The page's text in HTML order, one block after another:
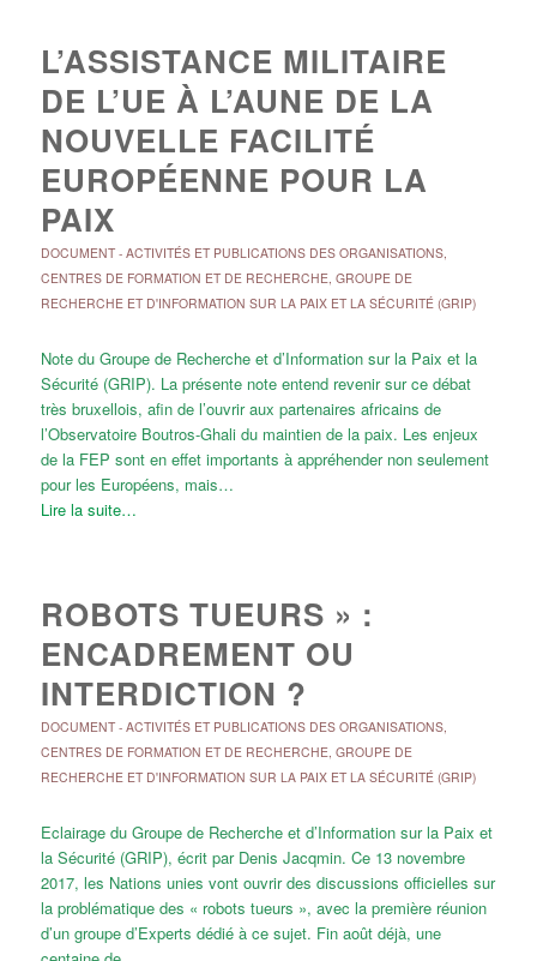
L’ASSISTANCE MILITAIRE
DE L’UE À L’AUNE DE LA
NOUVELLE FACILITÉ
EUROPÉENNE POUR LA
PAIX
DOCUMENT- ACTIVITÉS ET PUBLICATIONS DES ORGANISATIONS,
CENTRES DE FORMATION ET DE RECHERCHE, GROUPE DE
RECHERCHE ET D'INFORMATION SUR LA PAIX ET LA SÉCURITÉ (GRIP)
Note du Groupe de Recherche et d’Information sur la Paix et la
Sécurité (GRIP). La présente note entend revenir sur ce débat
très bruxellois, afin de l’ouvrir aux partenaires africains de
l’Observatoire Boutros-Ghali du maintien de la paix. Les enjeux
de la FEP sont en effet importants à appréhender non seulement
pour les Européens, mais…
Lire la suite…
ROBOTS TUEURS » :
ENCADREMENT OU
INTERDICTION ?
DOCUMENT- ACTIVITÉS ET PUBLICATIONS DES ORGANISATIONS,
CENTRES DE FORMATION ET DE RECHERCHE, GROUPE DE
RECHERCHE ET D'INFORMATION SUR LA PAIX ET LA SÉCURITÉ (GRIP)
Eclairage du Groupe de Recherche et d’Information sur la Paix et
la Sécurité (GRIP), écrit par Denis Jacqmin. Ce 13 novembre
2017, les Nations unies vont ouvrir des discussions officielles sur
la problématique des « robots tueurs », avec la première réunion
d’un groupe d’Experts dédié à ce sujet. Fin août déjà, une